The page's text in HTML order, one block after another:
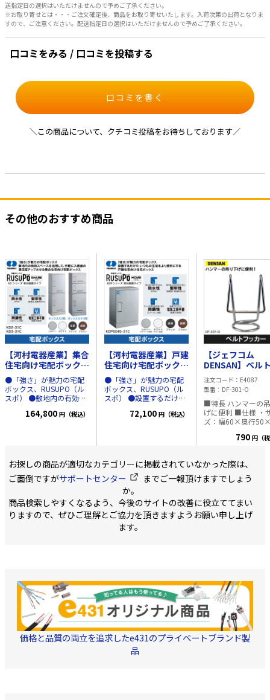
送指定日の選択はいただけませんので予めご了承ください。
※お取り寄せとは・・・ご注文確定後、商品をお取り寄せいたします。入荷次第の出荷となりま
すので、ご注意ください。配送指定日の選択はいただけませんので予めご了承ください。
口コミをみる / 口コミを投稿する
口コミを書く
＼この商品について、クチコミ投稿をお待ちしております／
その他のおすすめ商品
【河村電器産業】集合
住宅向け宅配ボックス
ボックス大2段（シル
バー）架台タイプ
KD2-31CS
●「強さ」が魅力の宅配
ボックス、RUSUPO（ル
スポ） ●敷地内の有効ス
に入居者の満足度アップ
ックス。集合住宅におい
ては、その有無によって
入居率に大きな影響が出
す。しかし一方で、簡易
型宅配ボックスは盗難の
危険性が高いなどの心配
不可欠なのです。 ●雨に
強く屋外でも安心「防水
性」［IPX4］ 雨水の内部
侵入を防ぐ構造で、雨が
直接当たる屋外にも設置
できます。 ●キレイな見
た目が長く続く「防錆
性」［ステンレス製］ 錆
164,800 円（税込）
【河村電器産業】戸建
住宅向け宅配ボックス
（シルバー）架台タイ
プ KDP6045-31CS
●「強さ」が魅力の宅配
ボックス、RUSUPO（ル
スポ） ●設置するだけ
便利にする戸建住宅向け
においては、その有無に
よって入居率に大きな影
響が出てくると言われて
います。しかし一方で、
簡易型宅配ボックスは盗
難の危険性が高いなどの
心配もあります。住宅機
能の一部として屋外にも
設置する宅配ボックス
す。 ●雨に強く屋外でも
安心「防水性」［IPX4］
雨水の内部侵入を防ぐ構
造で、雨が直接当たる屋
外にも設置できます。 ●
キレイな見た目が長く続
く「防錆性」［ステンレ
ス製］ 錆に強くてメンテ
ナンスの簡単なステンレ
72,100 円（税込）
【ジェフコム
DENSAN】ベル
カー DF-301-O
注文コード
E4087
型番
DF-301-O
■特長 ハンマーの
げに便利 ■仕様 ・サイ
ズ：幅60×奥行
産国：日本790 円（
お探しの商品が適切なカテゴリーに掲載されていなかった際は、
ご面倒ですがサポートセンター
までご一報頂けますでしょう
か。
商品検索しやすくなるよう、今後のサイトの改善に役立ててまい
りますので、ぜひご理解とご協力を頂きますようお願い申し上げ
ます。
価格と品質の両立を追求したe431のプライベートブランド製
品